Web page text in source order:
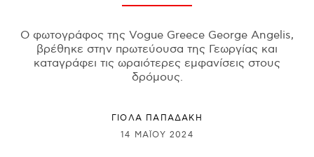
Ο φωτογράφος της Vogue Greece George Angelis,
βρέθηκε στην πρωτεύουσα της Γεωργίας και
καταγράφει τις ωραιότερες εμφανίσεις στους
δρόμους.
ΓΙΌΛΑ ΠΑΠΑΔΆΚΗ
14 ΜΑΪ́ΟΥ 2024